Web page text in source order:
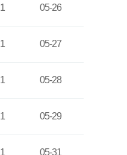
1 05-26
1 05-27
1 05-28
1 05-29
1 05-31